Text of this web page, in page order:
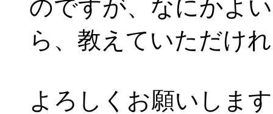
のですが、なにかよ
ら、教えていただけ
よろしくお願いしま